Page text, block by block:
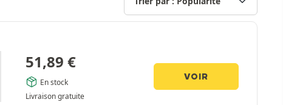
51,89 €
En stock
Livraison gratuite
VOIR